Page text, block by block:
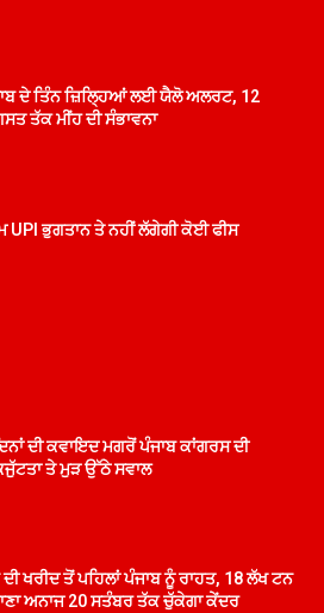
ਦੇ ਤਿੰਨ ਜ਼ਿਲ੍ਹਿਆਂ ਲਈ ਯੈਲੋ ਅਲਰਟ, 12
ਤੱਕ ਮੀਂਹ ਦੀ ਸੰਭਾਵਨਾ
UPI ਭੁਗਤਾਨ ਤੇ ਨਹੀਂ ਲੱਗੇਗੀ ਕੋਈ ਫੀਸ
ਦੀ ਕਵਾਇਦ ਮਗਰੋਂ ਪੰਜਾਬ ਕਾਂਗਰਸ ਦੀ
ਤੇ ਮੁੜ ਉੱਠੇ ਸਵਾਲ
ਖਰੀਦ ਤੋਂ ਪਹਿਲਾਂ ਪੰਜਾਬ ਨੂੰ ਰਾਹਤ, 18 ਲੱਖ ਟਨ
ਅਨਾਜ 20 ਸਤੰਬਰ ਤੱਕ ਚੁੱਕੇਗਾ ਕੇਂਦਰ